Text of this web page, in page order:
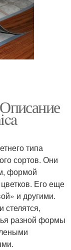
типа
сортов. Они
формой
Его еще
и другими.
стелятся,
разной формы